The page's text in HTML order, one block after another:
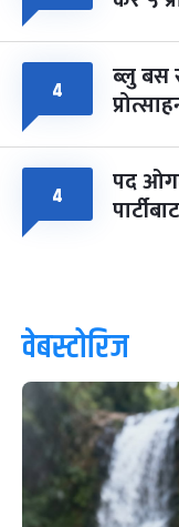
४ ब्लु बस
४ पद
वेबस्टोरिज